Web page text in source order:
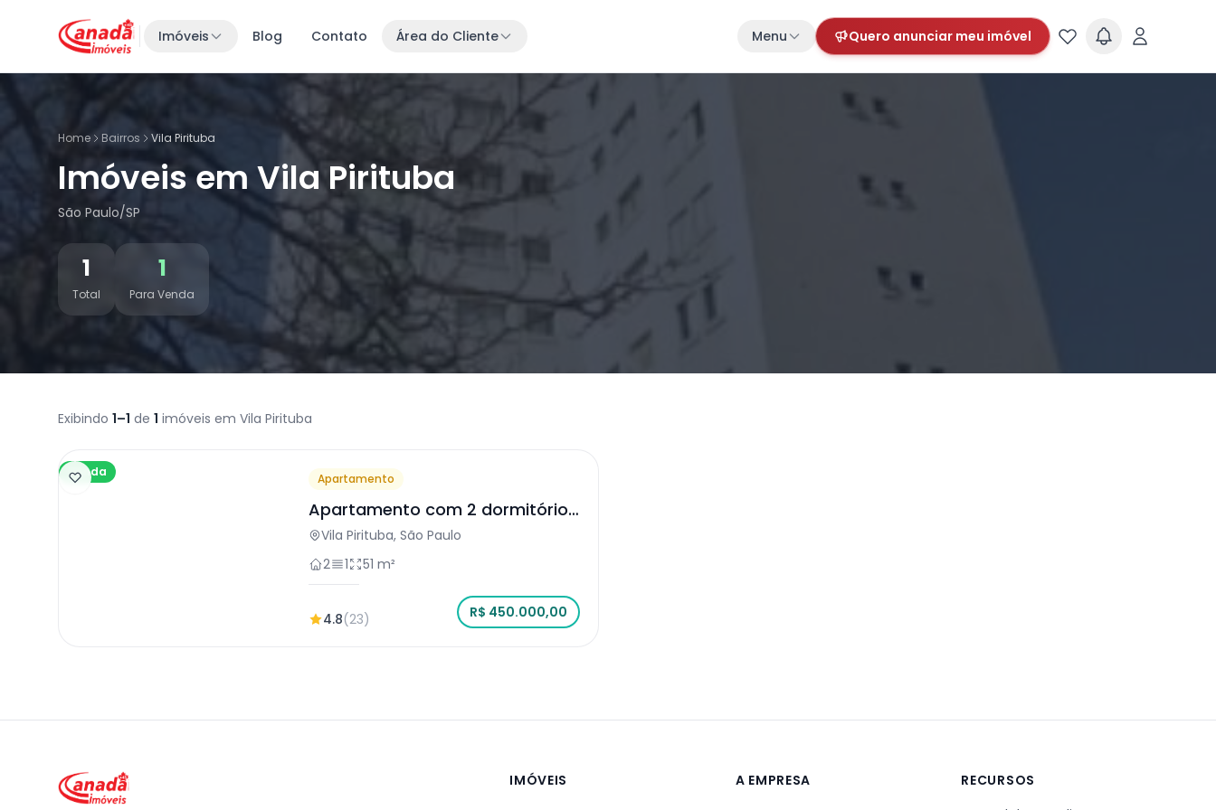
Imóveis Blog Contato Área do Cliente Menu Quero anunciar meu imóvel
Home Bairros Vila Pirituba
Imóveis em Vila Pirituba
São Paulo/SP
1
Total
1
Para Venda
Exibindo 1–1 de 1 imóveis em Vila Pirituba
Venda Apartamento
Apartamento com 2 dormitórios
em São Paulo
Vila Pirituba, São Paulo
2
1 51 m²
4.8(23) R$ 450.000,00
IMÓVEIS
A EMPRESA
RECURSOS